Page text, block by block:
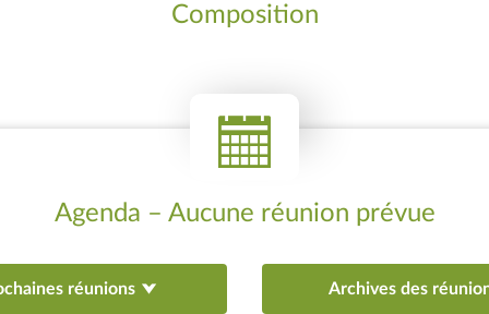
Composition
Agenda – Aucune réunion prévue
réunions Archives des